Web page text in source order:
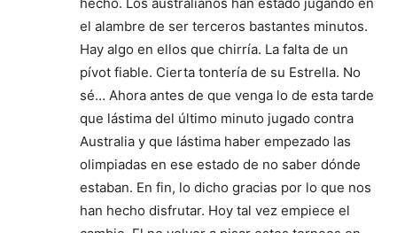
el alambre de ser terceros bastantes minutos.
Hay algo en ellos que chirría. La falta de un
pívot fiable. Cierta tontería de su Estrella. No
sé… Ahora antes de que venga lo de esta tarde
que lástima del último minuto jugado contra
Australia y que lástima haber empezado las
olimpiadas en ese estado de no saber dónde
estaban. En fin, lo dicho gracias por lo que nos
han hecho disfrutar. Hoy tal vez empiece el